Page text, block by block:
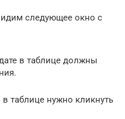
следующее окно с
в таблице должны
таблице нужно кликнуть